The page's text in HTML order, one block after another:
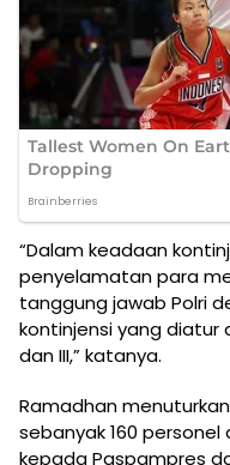
“Dalam keadaan
penyelamatan para
tanggung jawab Polri
kontinjensi yang diatur
dan III,” katanya.
Ramadhan
sebanyak 160
kepada Paspampres